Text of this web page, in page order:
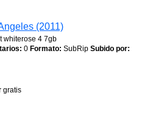
(2011)
whiterose 4 7gb
0 Formato: SubRip Subido por:
gratis